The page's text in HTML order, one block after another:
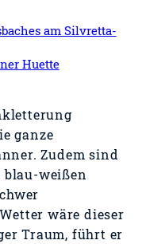
ganze
Zudem sind
blau-weißen
wäre dieser
Traum, führt er